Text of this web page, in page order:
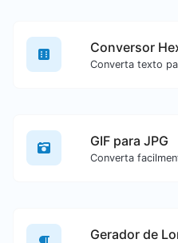
Conversor
GIF para JPG
Gerador de